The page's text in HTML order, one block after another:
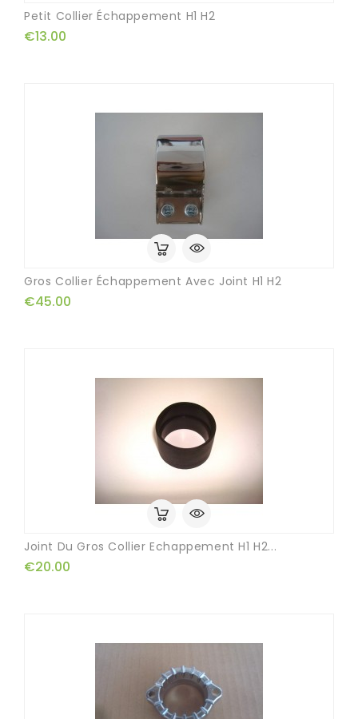
Petit Collier Échappement H1 H2
€13.00
Gros Collier Échappement Avec Joint H1 H2
€45.00
Joint Du Gros Collier Echappement H1 H2...
€20.00